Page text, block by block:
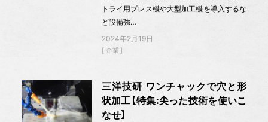
トライ用プレス機や大型加工機を導入するな
ど設備強…
2024年2月19日
企業
三洋技研 ワンチャックで穴と形
状加工【特集:尖った技術を使いこ
なせ】